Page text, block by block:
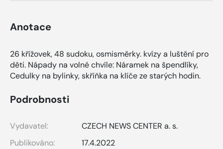
Anotace
26 křížovek, 48 sudoku, osmisměrky. kvízy a luštění pro
děti. Nápady na volné chvíle: Náramek na špendlíky,
Cedulky na bylinky, skříňka na klíče ze starých hodin.
Podrobnosti
Vydavatel:
CZECH NEWS CENTER a. s.
Publikováno:
17.4.2022